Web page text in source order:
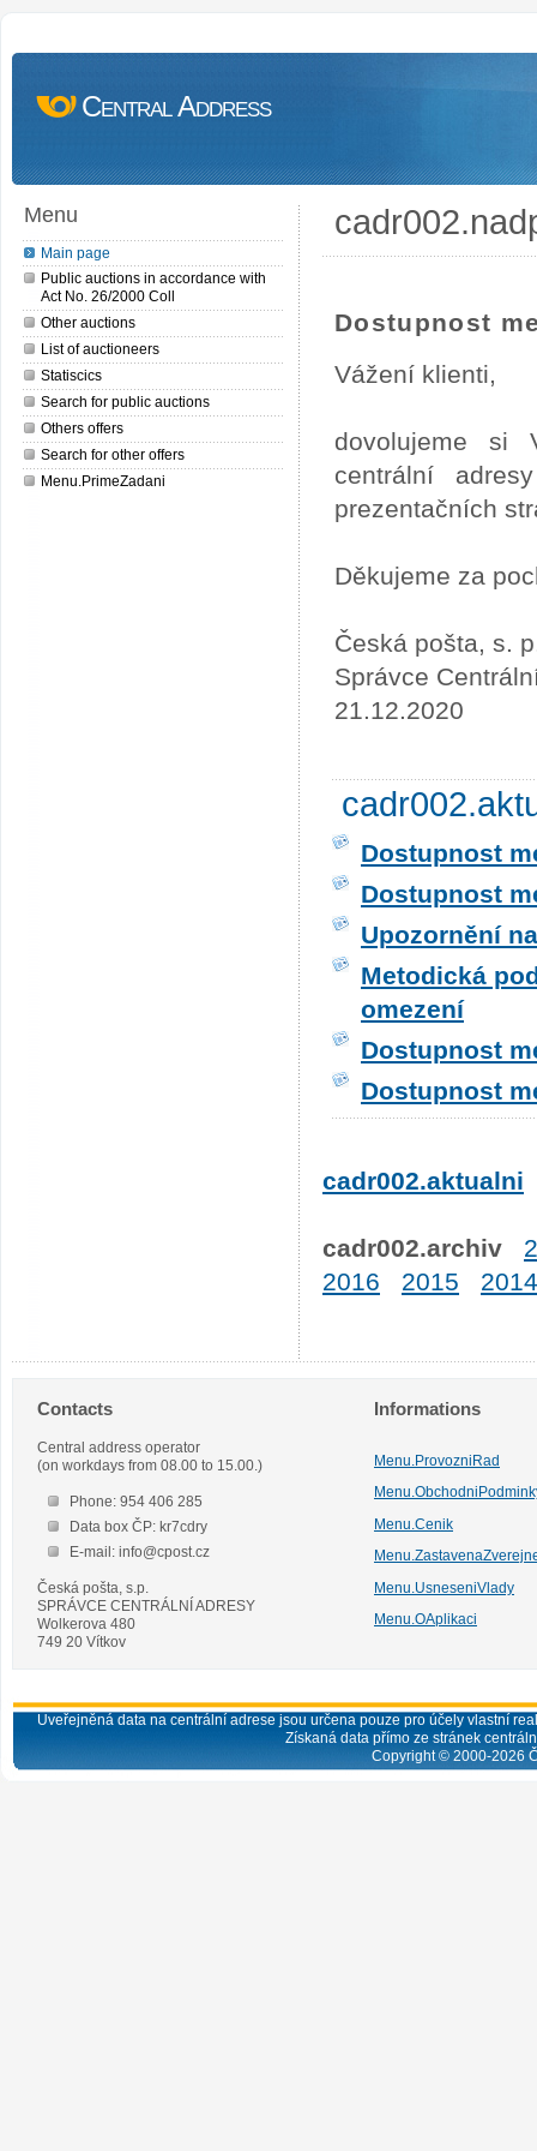
Central Address
Menu
Main page
Public auctions in accordance with
Act No. 26/2000 Coll
Other auctions
List of auctioneers
Statiscics
Search for public auctions
Others offers
Search for other offers
Menu.PrimeZadani
Dostupnost
Vážení klienti,
dovolujeme si
centrální
prezentačních
Děkujeme za
Česká pošta, s.
Správce
21.12.2020
Dostupnost
Dostupnost
Upozornění
Metodická
omezení
Dostupnost
Dostupnost
cadr002.aktualni
cadr002.archiv
2016
2015 2014
Contacts
Central address operator
(on workdays from 08.00 to 15.00.)
Phone: 954 406 285
Data box ČP: kr7cdry
E-mail: info@cpost.cz
Česká pošta, s.p.
SPRÁVCE CENTRÁLNÍ ADRESY
Wolkerova 480
749 20 Vítkov
Informations
Menu.ProvozniRad
Menu.Cenik
Menu.UsneseniVlady
Menu.OAplikaci
Uveřejněná data na centrální adrese jsou určena pouze pro účely vlastní
Získaná data přímo ze stránek
Copyright © 2000-2026